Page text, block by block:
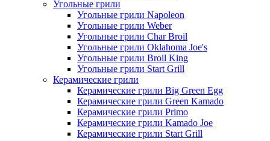
Угольные грили
Угольные грили Napoleon
Угольные грили Weber
Угольные грили Char Broil
Угольные грили Oklahoma Joe's
Угольные грили Broil King
Угольные грили Start Grill
Керамические грили
Керамические грили Big Green Egg
Керамические грили Green Kamado
Керамические грили Primo
Керамические грили Kamado Joe
Керамические грили Start Grill